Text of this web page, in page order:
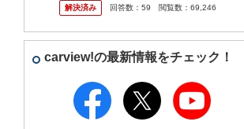
よくよく話を聞いてみると、カーシェアリン
解決済み
回答数： 59 閲覧数： 69,246
carview!の最新情報をチェック！